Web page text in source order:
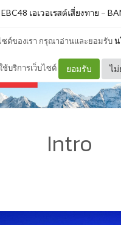
ซต์ของเรา กรุณาอ่านและยอมรับน
ช้บริการเว็บไซต์ ยอมรับ ไ
EBC48 เอเวอเรสต์เสี่ยงทาย –
Intro